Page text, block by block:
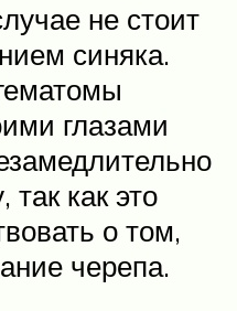
не стоит
синяка.
глазами
так как это
о том,
черепа.